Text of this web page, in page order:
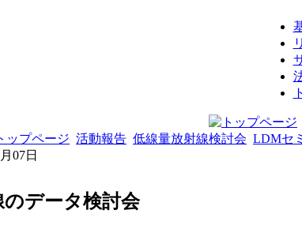
ップページ 活動報告 低線量放射線検討会 LDMセ
07日
データ検討会